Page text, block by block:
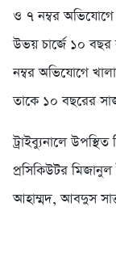
ও ৭ নম্বর
উভয় চার্জে ১০
নম্বর অভিযোগে
তাকে ১০ বছরের
ট্রাইব্যুনালে
প্রসিকিউটর
আহাম্মদ, আবদুস